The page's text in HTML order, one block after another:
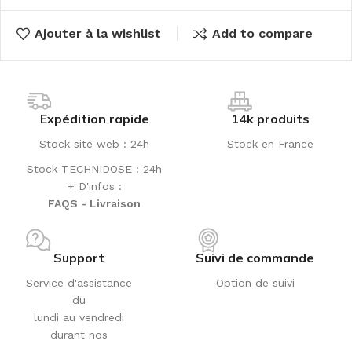
Ajouter à la wishlist Add to compare
Expédition rapide
Stock site web : 24h
Stock TECHNIDOSE : 24h
+ D'infos :
FAQS - Livraison
14k produits
Stock en France
Support
Service d'assistance
du
lundi au vendredi
durant nos
Suivi de commande
Option de suivi